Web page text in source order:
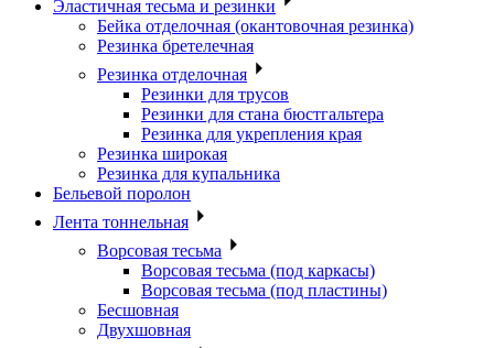
Эластичная тесьма и резинки
Бейка отделочная (окантовочная резинка)
Резинка бретелечная
Резинка отделочная
Резинки для трусов
Резинки для стана бюстгальтера
Резинка для укрепления края
Резинка широкая
Резинка для купальника
Бельевой поролон
Лента тоннельная
Ворсовая тесьма
Ворсовая тесьма (под каркасы)
Ворсовая тесьма (под пластины)
Бесшовная
Двухшовная